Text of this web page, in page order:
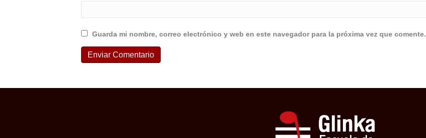
Guarda mi nombre, correo electrónico y web en este navegador para la próxima vez que comente.